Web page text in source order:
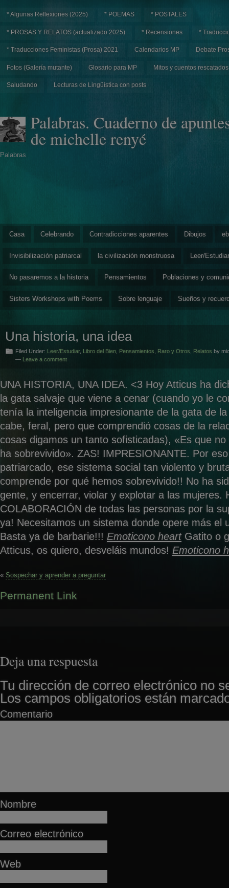
* Algunas Reflexiones (2025) * POEMAS * POSTALES
* PROSAS Y RELATOS (actualizado 2025) * Recensiones *
* Traducciones Feministas (Prosa) 2021 Calendarios MP Debate
Fotos (Galería mutante) Glosario para MP Mitos y cuentos rescatados
Saludando Lecturas de Lingüística con posts
Palabras. Cuaderno de
de michelle renyé
Palabras
Casa Celebrando Contradicciones aparentes Dibujos
Invisibilización patriarcal la civilización monstruosa Leer/Estudiar
No pasaremos a la historia Pensamientos Poblaciones y
Sisters Workshops with Poems Sobre lenguaje Sueños y
Una historia, una idea
Filed Under: Leer/Estudiar, Libro del Bien Pensamientos Raro y Otros Relatos by
— Leave a comment
UNA HISTORIA, UNA IDEA. <3 Hoy Atticus ha
la gata salvaje que viene a cenar (cuando yo le
tenía la inteligencia impresionante de la gata de
cabe, feral, pero que comprendió cosas de la
cosas digamos un tanto sofisticadas), «Es que
ha sobrevivido». ZAS! IMPRESIONANTE. Por
patriarcado, ese sistema social tan violento y
comprende por qué hemos sobrevivido!! No ha
gente, y encerrar, violar y explotar a las mujeres.
COLABORACIÓN de todas las personas por la
ya! Necesitamos un sistema donde opere más el
Basta ya de barbarie!!! Emoticono heart Gatito o
Atticus, os quiero, desveláis mundos! Emoticono
« Sospechar y aprender a preguntar
Permanent Link
Deja una respuesta
Tu dirección de correo electrónico no
Los campos obligatorios están
Comentario
Nombre
Correo electrónico
Web